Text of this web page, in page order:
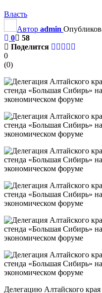
Власть
Автор admin
0
58
Поделится
0
(0)
Делегацию Алтайского